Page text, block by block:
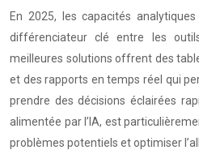
En 2025, les capacités
différenciateur clé entre les
meilleures solutions offrent des
et des rapports en temps réel qui
prendre des décisions éclairées
alimentée par l’IA, est
problèmes potentiels et optimiser